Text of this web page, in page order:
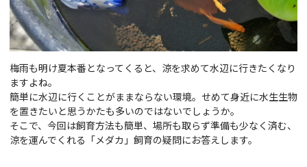
梅雨も明け夏本番となってくると、涼を求めて水辺に行きたくなり
ますよね。
簡単に水辺に行くことがままならない環境。せめて身近に水生生物
を置きたいと思うかたも多いのではないでしょうか。
そこで、今回は飼育方法も簡単、場所も取らず準備も少なく済む、
涼を運んでくれる「メダカ」飼育の疑問にお答えします。